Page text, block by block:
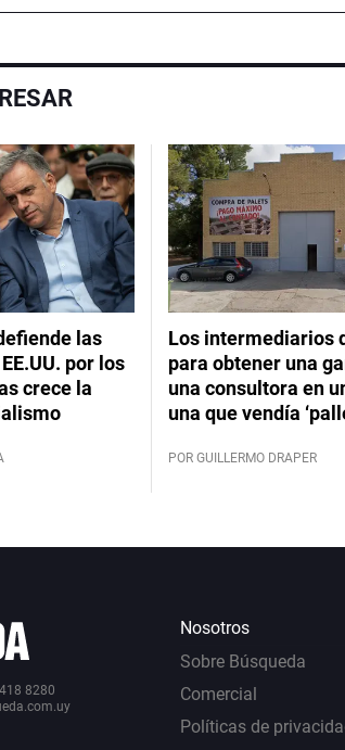
las
por los
crece la
Los intermediarios
para obtener una
una consultora en
una que vendía
POR GUILLERMO DRAPER
8280
Nosotros
Sobre Búsqueda
Comercial
Políticas de